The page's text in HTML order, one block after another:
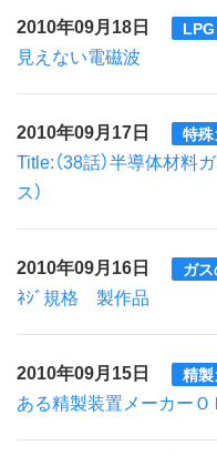
2010年09月18日
見えない電磁波
2010年09月17日 特
Title:（38話）半導体材料
ス）
2010年09月16日 ガ
ﾈｼﾞ規格 製作品
2010年09月15日 精
ある精製装置メーカー